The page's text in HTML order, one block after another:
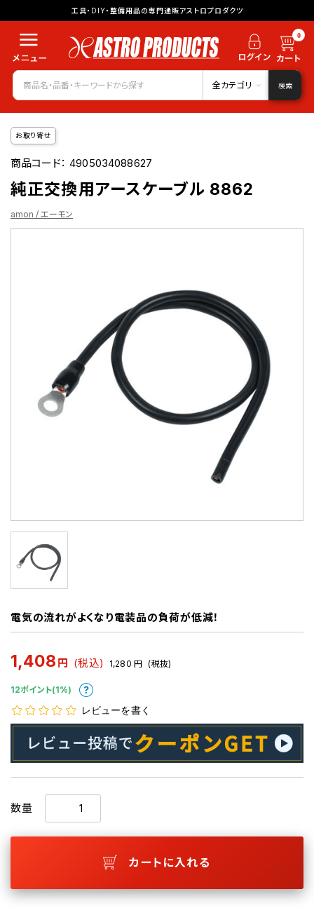
工具・DIY・整備用品の専門通販アストロプロダクツ
0
全カテゴリ 検索
お取り寄せ
商品コード：4905034088627
純正交換用アースケーブル 8862
amon / エーモン
電気の流れがよくなり電装品の負荷が低減！
1,408 円 (税込) 1,280 円 (税抜)
12ポイント(1%)
レビューを書く
数量
カートに入れる